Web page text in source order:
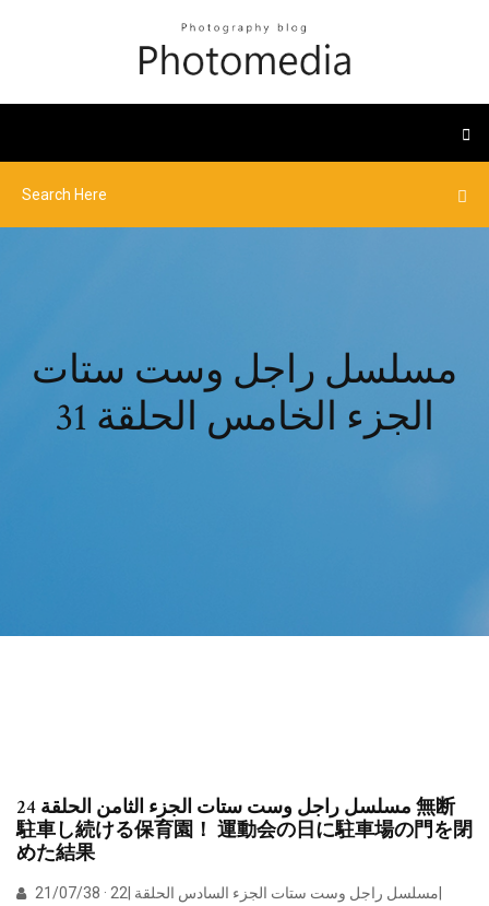
مسلسل راجل وست ستات
الجزء الخامس الحلقة 31
مسلسل راجل وست ستات الجزء الثامن الحلقة 24 無断
駐車し続ける保育園！ 運動会の日に駐車場の門を閉
めた結果
21/07/38 · مسلسل راجل وست ستات الجزء السادس الحلقة |22|